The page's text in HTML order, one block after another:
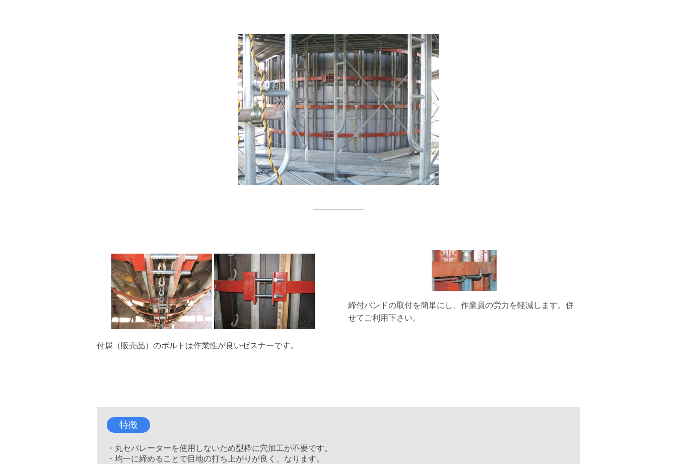
付属（販売品）のボルトは作業性が良いゼスナーです。
締付バンドの取付を簡単にし、作業員の労力を軽減します。併
せてご利用下さい。
特徴
・丸セパレーターを使用しないため型枠に穴加工が不要です。
・均一に締めることで目地の打ち上がりが良く、なります。